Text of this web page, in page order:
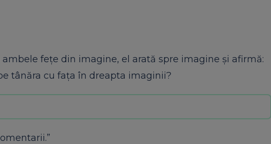
fețe din imagine, el arată spre imagine și afirmă:
tânăra cu fața în dreapta imaginii?